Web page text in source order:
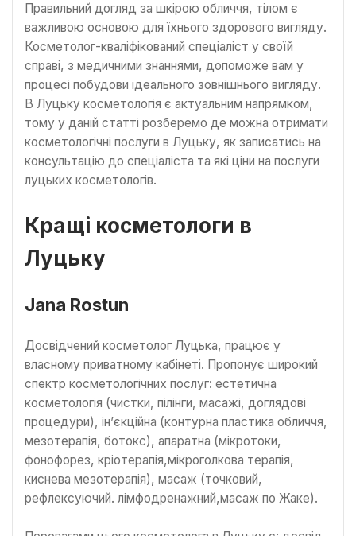
Правильний догляд за шкірою обличчя, тілом є
важливою основою для їхнього здорового вигляду.
Косметолог-кваліфікований спеціаліст у своїй
справі, з медичними знаннями, допоможе вам у
процесі побудови ідеального зовнішнього вигляду.
В Луцьку косметологія є актуальним напрямком,
тому у даній статті розберемо де можна отримати
косметологічні послуги в Луцьку, як записатись на
консультацію до спеціаліста та які ціни на послуги
луцьких косметологів.
Кращі косметологи в
Луцьку
Jana Rostun
Досвідчений косметолог Луцька, працює у
власному приватному кабінеті. Пропонує широкий
спектр косметологічних послуг: естетична
косметологія (чистки, пілінги, масажі, доглядові
процедури), ін’єкційна (контурна пластика обличчя,
мезотерапія, ботокс), апаратна (мікротоки,
фонофорез, кріотерапія,мікроголкова терапія,
киснева мезотерапія), масаж (точковий,
рефлексуючий. лімфодренажний,масаж по Жаке).